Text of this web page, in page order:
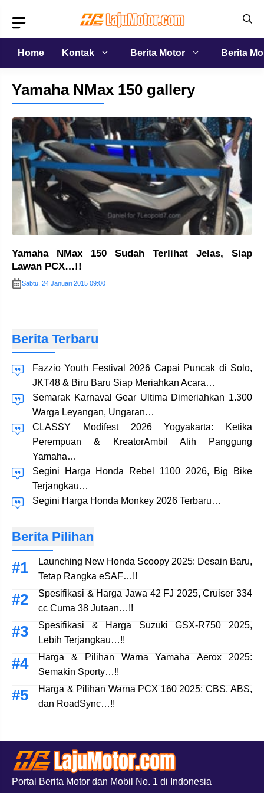
isi
Home
Kontak Berita Motor Berita
Yamaha NMax 150 gallery
Yamaha NMax 150 Sudah Terlihat Jelas, Siap
Lawan PCX…!!
Sabtu, 24 Januari 2015 09:00
Berita Terbaru
Fazzio Youth Festival 2026 Capai Puncak di Solo,
JKT48 & Biru Baru Siap Meriahkan Acara…
Semarak Karnaval Gear Ultima Dimeriahkan 1.300
Warga Leyangan, Ungaran…
CLASSY Modifest 2026 Yogyakarta: Ketika
Perempuan & KreatorAmbil Alih Panggung
Yamaha…
Segini Harga Honda Rebel 1100 2026, Big Bike
Terjangkau…
Segini Harga Honda Monkey 2026 Terbaru…
Berita Pilihan
Launching New Honda Scoopy 2025: Desain Baru,
Tetap Rangka eSAF…!!
Spesifikasi & Harga Jawa 42 FJ 2025, Cruiser 334
cc Cuma 38 Jutaan…!!
Spesifikasi & Harga Suzuki GSX-R750 2025,
Lebih Terjangkau…!!
Harga & Pilihan Warna Yamaha Aerox 2025:
Semakin Sporty…!!
Harga & Pilihan Warna PCX 160 2025: CBS, ABS,
dan RoadSync…!!
Portal Berita Motor dan Mobil No. 1 di Indonesia